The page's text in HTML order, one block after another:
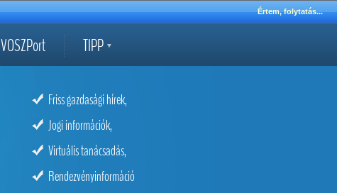
Értem, folytatás...
VOSZPort TIPP
Friss gazdasági hírek,
Jogi információk,
Virtuális tanácsadás,
Rendezvényinformáció